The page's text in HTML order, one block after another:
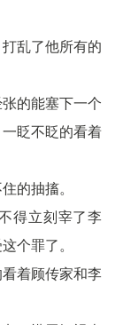
乱了他所有的
的能塞下一个
眨不眨的看着
的抽搐。
得立刻宰了李
个罪了。
着顾传家和李